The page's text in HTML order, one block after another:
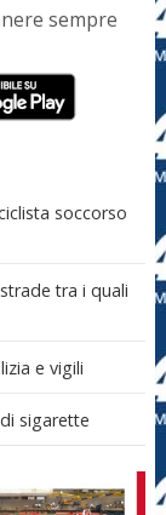
sempre
soccorso
tra i quali
e vigili
sigarette